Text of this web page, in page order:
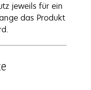
jeweils für ein
das Produkt